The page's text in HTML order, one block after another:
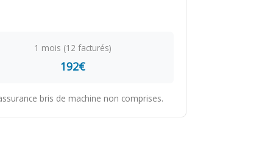
1 mois (12 facturés)
192€
bris de machine non comprises.